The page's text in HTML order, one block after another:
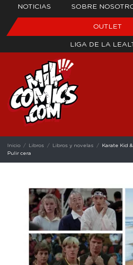
NOTICIAS SOBRE
OUTLET
LIGA DE LA
Inicio Libros Libros y novelas
Karate Kid
Pulir cera